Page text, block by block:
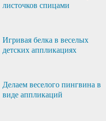
листочков спицами
Игривая белка в веселых
детских аппликациях
Делаем веселого пингвина в
виде аппликаций